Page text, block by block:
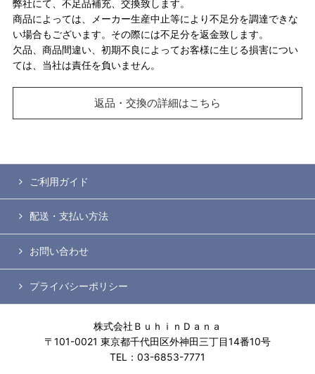
弊社にて、不足品補充、交換致します。
商品によっては、メーカー生産中止等により不足分を調達できな
い場合もございます。その際には不足分を返金致します。
欠品、商品間違い、初期不良によってお客様に生じる損害につい
ては、当社は責任を負いません。
返品・交換の詳細はこちら
ご利用ガイド
配送・支払い方法
お問い合わせ
プライバシーポリシー
株式会社ＢｕｈｉｎＤａｎａ
〒101-0021 東京都千代田区外神田三丁目14番10号
TEL：03-6853-7771